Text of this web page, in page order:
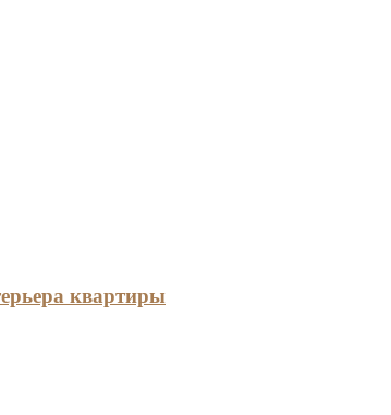
квартиры